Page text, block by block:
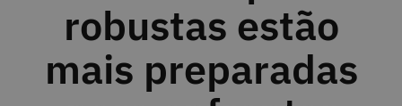
robustas estão
mais preparadas